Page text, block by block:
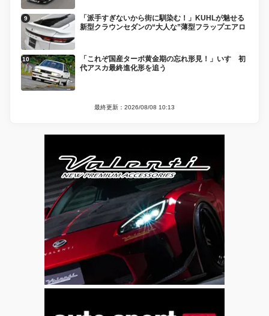
「派手すぎないから街に馴染む！」KUHLが魅せる
新型クラウンセダンの“大人な”薄型フラップエアロ
「これぞ国産ターボ黄金期の忘れ形見！」いすゞ初
代アスカ最終進化形を追う
最終更新：2026/08/08 10:13